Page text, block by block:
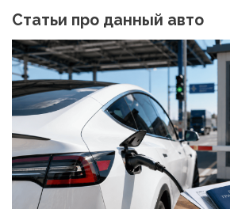
Статьи про данный авто